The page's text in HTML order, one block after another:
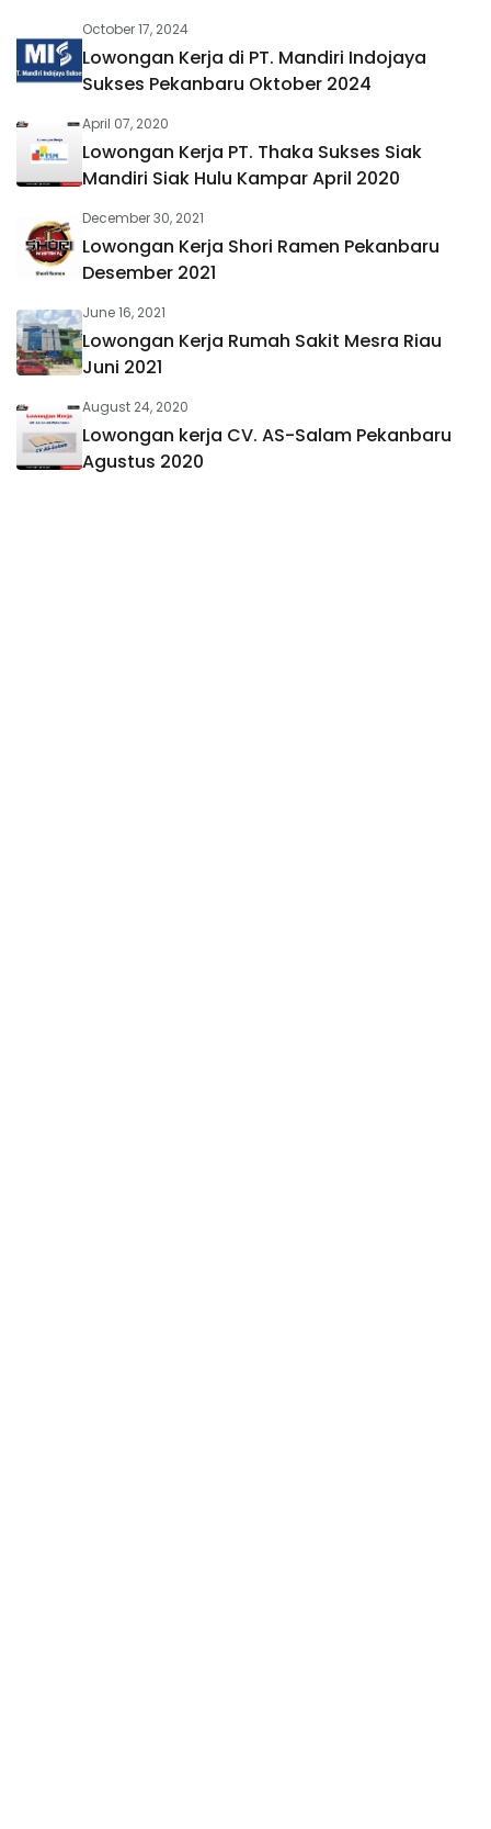
October 17, 2024
Lowongan Kerja di PT. Mandiri Indojaya
Sukses Pekanbaru Oktober 2024
April 07, 2020
Lowongan Kerja PT. Thaka Sukses Siak
Mandiri Siak Hulu Kampar April 2020
December 30, 2021
Lowongan Kerja Shori Ramen Pekanbaru
Desember 2021
June 16, 2021
Lowongan Kerja Rumah Sakit Mesra Riau
Juni 2021
August 24, 2020
Lowongan kerja CV. AS-Salam Pekanbaru
Agustus 2020